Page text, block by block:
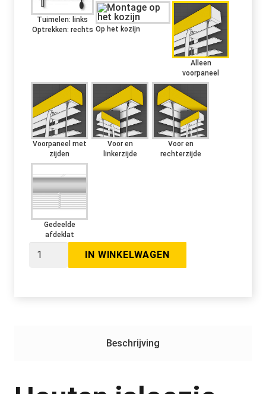
Tuimelen: links
Optrekken: rechts Op het kozijn
Alleen
voorpaneel
Voorpaneel met
zijden
Voor en
linkerzijde
Voor en
rechterzijde
Gedeelde
afdeklat
Houten
IN WINKELWAGEN
Beschrijving